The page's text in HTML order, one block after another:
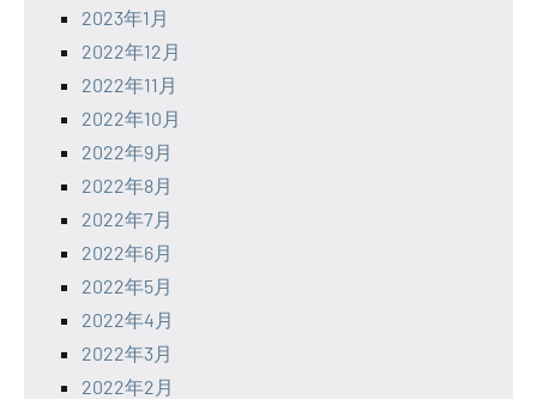
2023年1月
2022年12月
2022年11月
2022年10月
2022年9月
2022年8月
2022年7月
2022年6月
2022年5月
2022年4月
2022年3月
2022年2月